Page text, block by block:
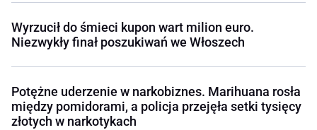
Wyrzucił do śmieci kupon wart milion euro.
Niezwykły finał poszukiwań we Włoszech
Potężne uderzenie w narkobiznes. Marihuana rosła
między pomidorami, a policja przejęła setki tysięcy
złotych w narkotykach